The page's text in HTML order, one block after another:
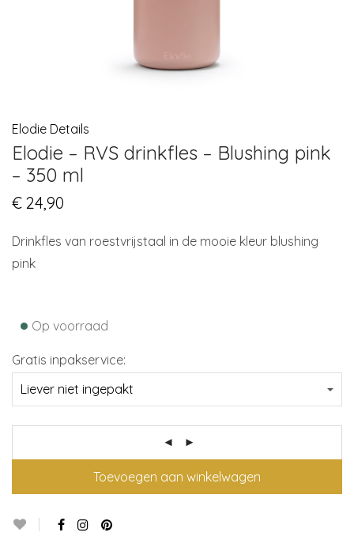
Elodie Details
Elodie – RVS drinkfles – Blushing pink
– 350 ml
€ 24,90
Drinkfles van roestvrijstaal in de mooie kleur blushing
pink
• Op voorraad
Gratis inpakservice:
Toevoegen aan winkelwagen